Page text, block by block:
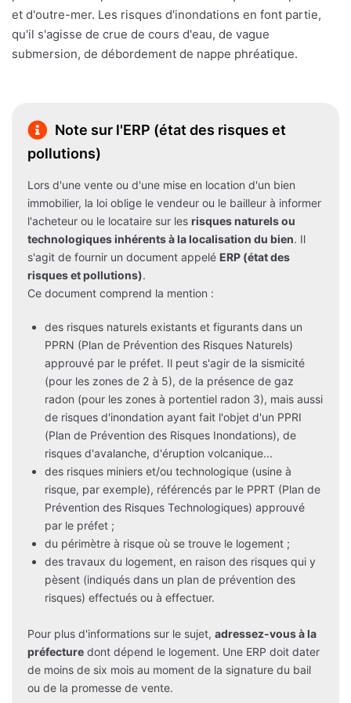
et d'outre-mer. Les risques d'inondations en font partie,
qu'il s'agisse de crue de cours d'eau, de vague
submersion, de débordement de nappe phréatique.
Note sur l'ERP (état des risques et
pollutions)
Lors d'une vente ou d'une mise en location d'un bien
immobilier, la loi oblige le vendeur ou le bailleur à informer
l'acheteur ou le locataire sur les risques naturels ou
technologiques inhérents à la localisation du bien. Il
s'agit de fournir un document appelé ERP (état des
risques et pollutions).
Ce document comprend la mention :
des risques naturels existants et figurants dans un
PPRN (Plan de Prévention des Risques Naturels)
approuvé par le préfet. Il peut s'agir de la sismicité
(pour les zones de 2 à 5), de la présence de gaz
radon (pour les zones à portentiel radon 3), mais aussi
de risques d'inondation ayant fait l'objet d'un PPRI
(Plan de Prévention des Risques Inondations), de
risques d'avalanche, d'éruption volcanique...
des risques miniers et/ou technologique (usine à
risque, par exemple), référencés par le PPRT (Plan de
Prévention des Risques Technologiques) approuvé
par le préfet ;
du périmètre à risque où se trouve le logement ;
des travaux du logement, en raison des risques qui y
pèsent (indiqués dans un plan de prévention des
risques) effectués ou à effectuer.
Pour plus d'informations sur le sujet, adressez-vous à la
préfecture dont dépend le logement. Une ERP doit dater
de moins de six mois au moment de la signature du bail
ou de la promesse de vente.